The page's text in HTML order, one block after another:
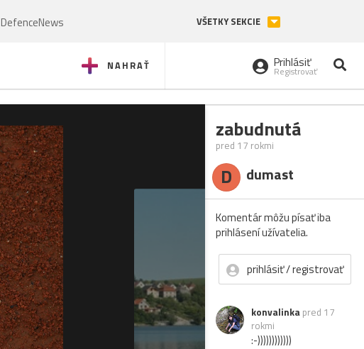
DefenceNews VŠETKY SEKCIE
NAHRAŤ Prihlásiť
Registrovať
zabudnutá
pred 17 rokmi
D dumast
Komentár môžu písať iba
prihlásení užívatelia.
prihlásiť / registrovať
konvalinka pred 17
rokmi
:-))))))))))))